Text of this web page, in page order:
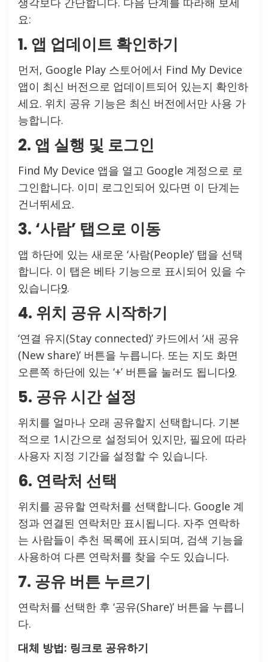
요:
1. 앱 업데이트 확인하기
먼저, Google Play 스토어에서 Find My Device
앱이 최신 버전으로 업데이트되어 있는지 확인하
세요. 위치 공유 기능은 최신 버전에서만 사용 가
능합니다.
2. 앱 실행 및 로그인
Find My Device 앱을 열고 Google 계정으로 로
그인합니다. 이미 로그인되어 있다면 이 단계는
건너뛰세요.
3. ‘사람’ 탭으로 이동
앱 하단에 있는 새로운 ‘사람(People)’ 탭을 선택
합니다. 이 탭은 베타 기능으로 표시되어 있을 수
있습니다9.
4. 위치 공유 시작하기
‘연결 유지(Stay connected)’ 카드에서 ‘새 공유
(New share)’ 버튼을 누릅니다. 또는 지도 화면
오른쪽 하단에 있는 ‘+’ 버튼을 눌러도 됩니다9.
5. 공유 시간 설정
위치를 얼마나 오래 공유할지 선택합니다. 기본
적으로 1시간으로 설정되어 있지만, 필요에 따라
사용자 지정 기간을 설정할 수 있습니다.
6. 연락처 선택
위치를 공유할 연락처를 선택합니다. Google 계
정과 연결된 연락처만 표시됩니다. 자주 연락하
는 사람들이 추천 목록에 표시되며, 검색 기능을
사용하여 다른 연락처를 찾을 수도 있습니다.
7. 공유 버튼 누르기
연락처를 선택한 후 ‘공유(Share)’ 버튼을 누릅니
다.
대체 방법: 링크로 공유하기